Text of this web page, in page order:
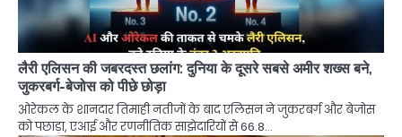
लैरी एलिसन की जबरदस्त छलांग: दुनिया के दूसरे सबसे अमीर शख्स बने,
जुकरबर्ग-बेजोस को पीछे छोड़ा
ओरेकल के शानदार तिमाही नतीजों के बाद एलिसन ने जुकरबर्ग और बेजोस
को पछाड़ा, एआई और रणनीतिक साझेदारियों से 66.8…